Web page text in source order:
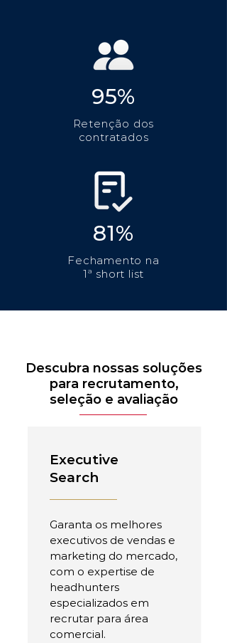
95%
Retenção dos
contratados
81%
Fechamento na
1ª short list
Descubra nossas soluções
para recrutamento,
seleção e avaliação
Executive
Search
Garanta os melhores
executivos de vendas e
marketing do mercado,
com o expertise de
headhunters
especializados em
recrutar para área
comercial.